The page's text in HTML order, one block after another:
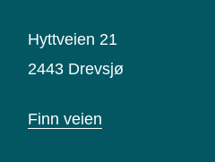
Hyttveien 21
2443 Drevsjø
Finn veien